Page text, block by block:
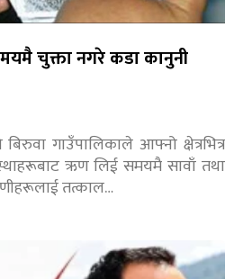
चुक्ता नगरे कडा कानुनी
गाउँपालिकाले आफ्नो क्षेत्रभित्र
ऋण लिई समयमै सावाँ तथा
तत्काल…